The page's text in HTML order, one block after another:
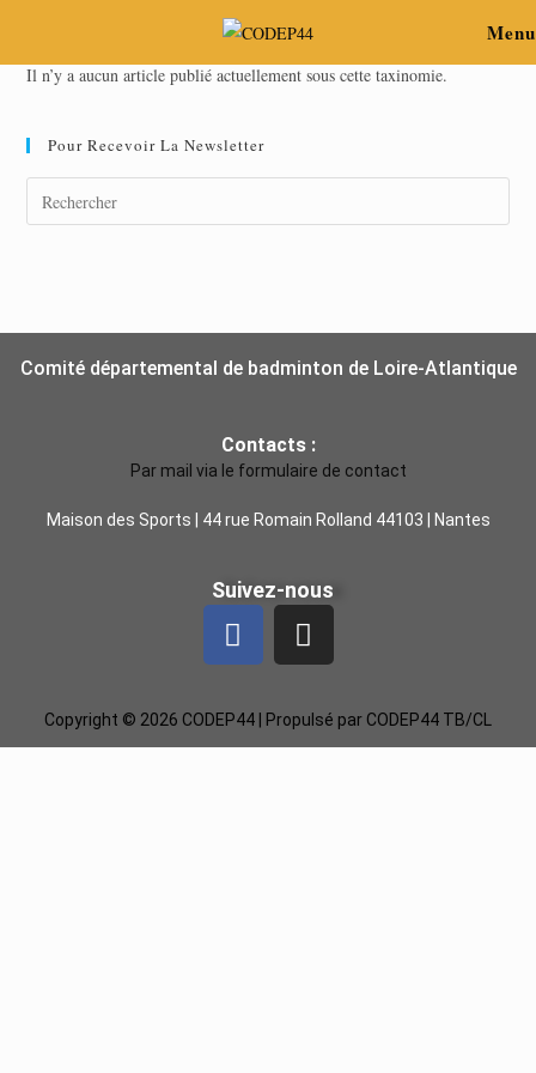
Menu
Il n’y a aucun article publié actuellement sous cette taxinomie.
Pour Recevoir La Newsletter
Comité départemental de badminton de Loire-Atlantique
Contacts :
Par mail via le formulaire de contact
Maison des Sports | 44 rue Romain Rolland 44103 | Nantes
Suivez-nous
Copyright © 2026 CODEP44 | Propulsé par CODEP44 TB/CL